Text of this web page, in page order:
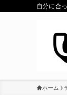
自分に合
ホーム